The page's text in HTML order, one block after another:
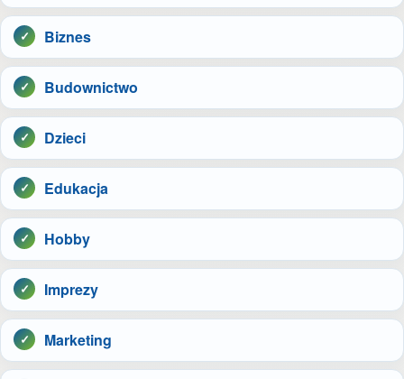
Biznes
Budownictwo
Dzieci
Edukacja
Hobby
Imprezy
Marketing